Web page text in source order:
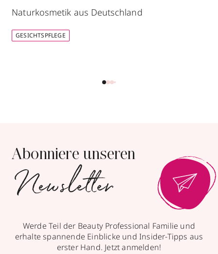
Naturkosmetik aus Deutschland
GESICHTSPFLEGE
Abonniere unseren
Newsletter
Werde Teil der Beauty Professional Familie und
erhalte spannende Einblicke und Insider-Tipps aus
erster Hand. Jetzt anmelden!